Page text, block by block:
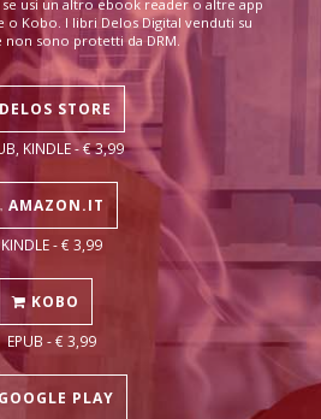
se usi un altro ebook reader o altre app
o Kobo. I libri Delos Digital venduti su
non sono protetti da DRM.
DELOS STORE
KINDLE - € 3,99
AMAZON.IT
KINDLE - € 3,99
KOBO
EPUB - € 3,99
GOOGLE PLAY